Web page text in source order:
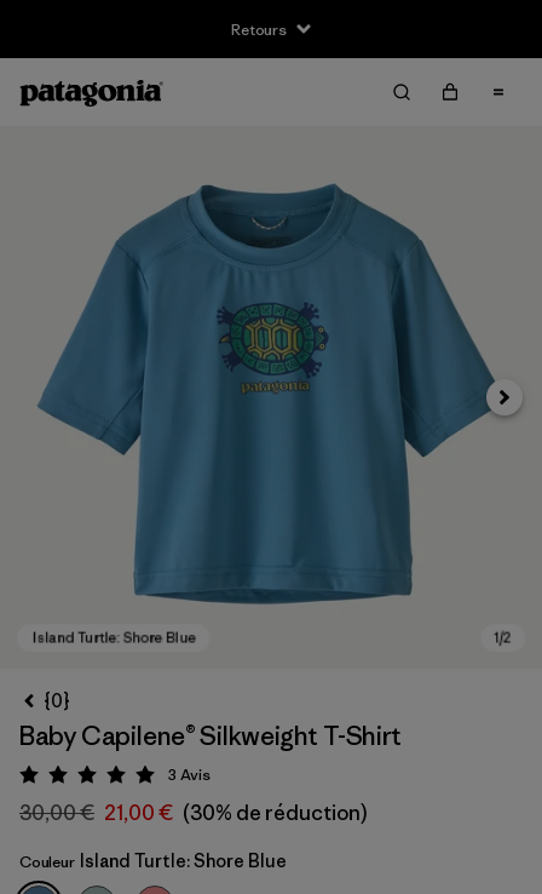
Retours
{0}
Baby Capilene® Silkweight T-Shirt
Évaluation: 5 / 5
3 Avis
30,00 € 21,00 € (30% de réduction)
Couleur Island Turtle: Shore Blue